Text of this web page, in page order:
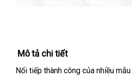
Mô tả chi tiết
Nối tiếp thành công hàng
của nhiều mẫu